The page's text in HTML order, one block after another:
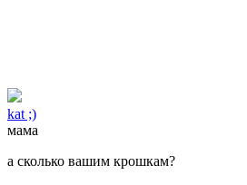
kat ;)
мама
а сколько вашим крошкам?